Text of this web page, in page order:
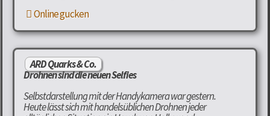
Online gucken
ARD Quarks & Co.
Drohnen sind die neuen Selfies
Selbstdarstellung mit der Handykamera war gestern.
Heute lässt sich mit handelsüblichen Drohnen jeder